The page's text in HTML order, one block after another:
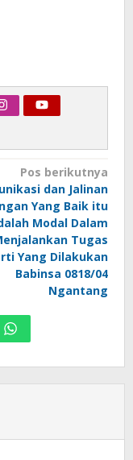
Pos berikutnya
dan Jalinan
Yang Baik itu
Modal Dalam
Tugas
Yang Dilakukan
Babinsa 0818/04
Ngantang